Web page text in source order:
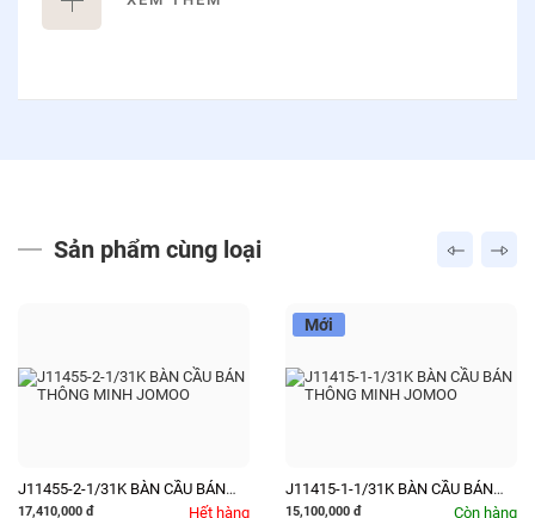
Sản phẩm cùng loại
J11455-2-1/31K BÀN CẦU BÁN
THÔNG MINH JOMOO
17,410,000 đ Hết hàng
Mới
J11415-1-1/31K BÀN CẦU BÁN
THÔNG MINH JOMOO
15,100,000 đ Còn hàng